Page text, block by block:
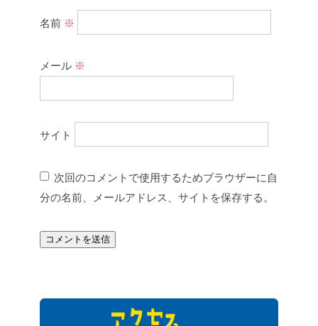
名前 ※
メール ※
サイト
次回のコメントで使用するためブラウザーに自
分の名前、メールアドレス、サイトを保存する。